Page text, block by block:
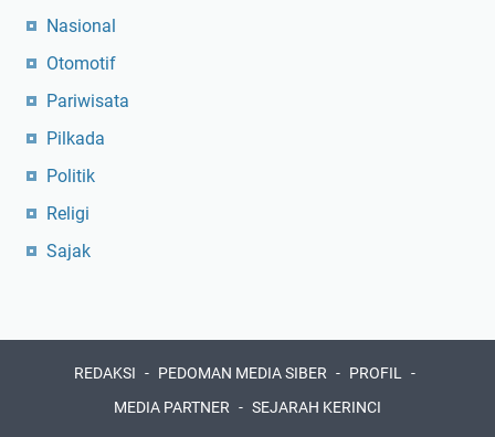
Nasional
Otomotif
Pariwisata
Pilkada
Politik
Religi
Sajak
REDAKSI PEDOMAN MEDIA SIBER
PROFIL
MEDIA PARTNER
SEJARAH KERINCI